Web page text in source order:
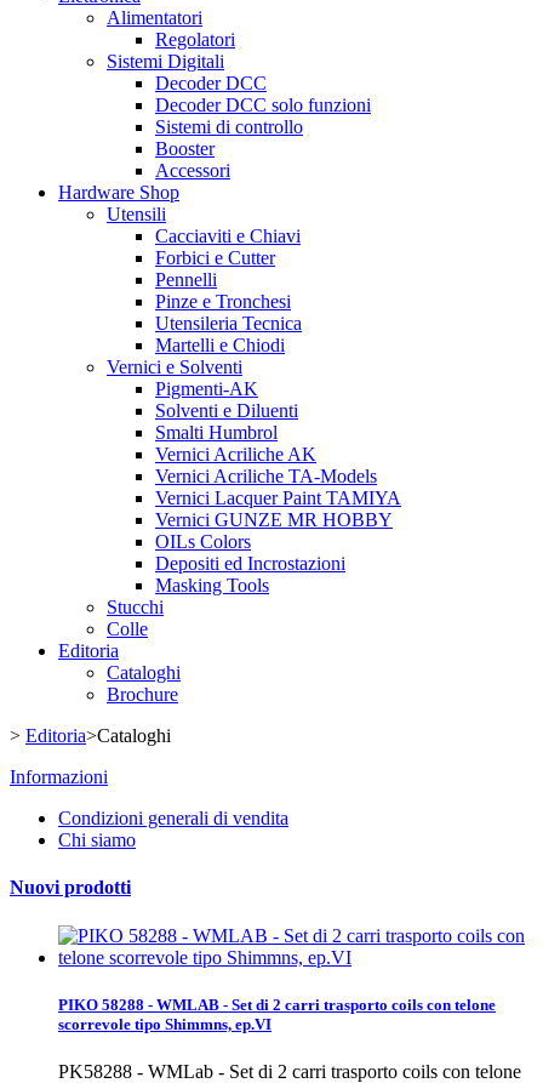
Alimentatori
Regolatori
Sistemi Digitali
Decoder DCC
Decoder DCC solo funzioni
Sistemi di controllo
Booster
Accessori
Hardware Shop
Utensili
Cacciaviti e Chiavi
Forbici e Cutter
Pennelli
Pinze e Tronchesi
Utensileria Tecnica
Martelli e Chiodi
Vernici e Solventi
Pigmenti-AK
Solventi e Diluenti
Smalti Humbrol
Vernici Acriliche AK
Vernici Acriliche TA-Models
Vernici Lacquer Paint TAMIYA
Vernici GUNZE MR HOBBY
OILs Colors
Depositi ed Incrostazioni
Masking Tools
Stucchi
Colle
Editoria
Cataloghi
Brochure
> Editoria>Cataloghi
Informazioni
Condizioni generali di vendita
Chi siamo
Nuovi prodotti
PIKO 58288 - WMLAB - Set di 2 carri trasporto coils con telone
scorrevole tipo Shimmns, ep.VI
PK58288 - WMLab - Set di 2 carri trasporto coils con telone